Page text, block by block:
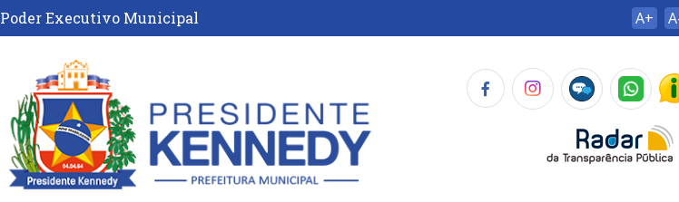
Poder Executivo Municipal A+